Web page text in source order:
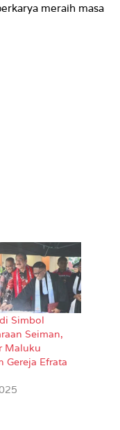
meraih masa
Simbol
Seiman,
Maluku
Gereja Efrata